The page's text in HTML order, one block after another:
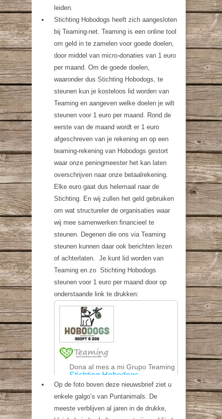
leiden.
Stichting Hobodogs heeft zich aangesloten
bij Teaming-net. Teaming is een online tool
om geld in te zamelen voor goede doelen,
door middel van micro-donaties van 1 euro
per maand. Om de goede doelen,
waaronder dus Stichting Hobodogs, te
steunen kun je kosteloos lid worden van
Teaming en aangeven welke doelen je wilt
steunen voor 1 euro per maand. Rond de
eerste van de maand wordt er 1 euro
afgeschreven van je rekening en op een
teaming-rekening van Hobodogs gestort
waar onze peningmeester het kan laten
overschrijven naar onze betaalrekening.
Elke euro gaat dus helemaal naar de
Stichting. En wij zullen het geld gebruiken
om wat structureler de organisaties waar
wij mee samenwerken financieel te
steunen. Degenen die ons via Teaming
steunen kunnen daar ook berichten lezen
of achterlaten. Je kunt lid worden van
Teaming en zo Stichting Hobodogs
steunen voor 1 euro per maand door op
onderstaande link te drukken:
Op de foto boven deze nieuwsbrief ziet u
enkele galgo’s van Puntanimals. De
meeste verblijven al jaren in de drukke,